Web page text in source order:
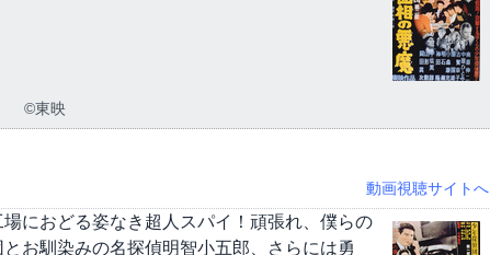
©東映
動画視聴サイトへ
におどる姿なき超人スパイ！頑張れ、僕らの
お馴染みの名探偵明智小五郎、さらには勇